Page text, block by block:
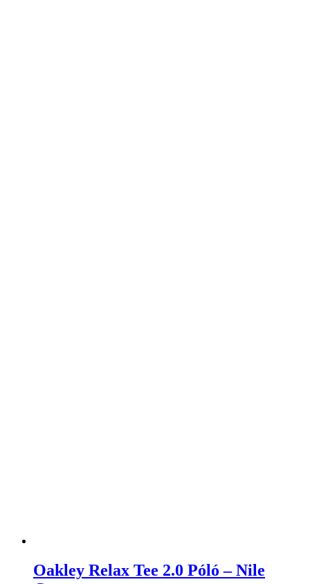
Oakley Relax Tee 2.0 Póló – Nile